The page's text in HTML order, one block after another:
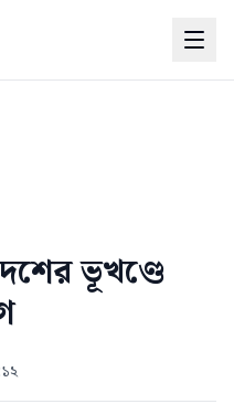
ভূখণ্ডে